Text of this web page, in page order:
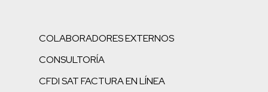
COLABORADORES EXTERNOS
CONSULTORÍA
CFDI SAT FACTURA EN LÍNEA